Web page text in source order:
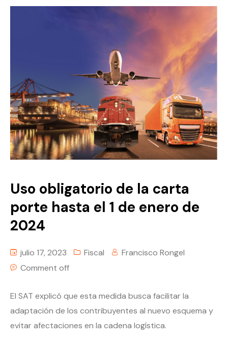
Uso obligatorio de la carta
porte hasta el 1 de enero de
2024
julio 17, 2023 Fiscal
Francisco Rongel
Comment off
El SAT explicó que esta medida busca facilitar la
adaptación de los contribuyentes al nuevo esquema y
evitar afectaciones en la cadena logística.